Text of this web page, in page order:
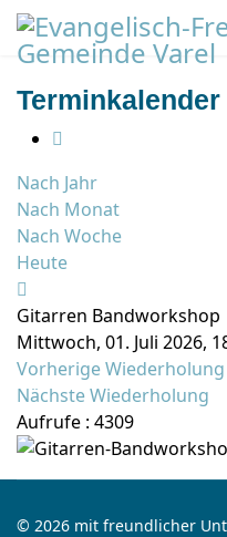
Terminkalender
Nach Jahr
Nach Monat
Nach Woche
Heute
Gitarren Bandworkshop
Mittwoch, 01. Juli 2026,
Vorherige Wiederholung
Nächste Wiederholung
Aufrufe : 4309
© 2026 mit freundlicher